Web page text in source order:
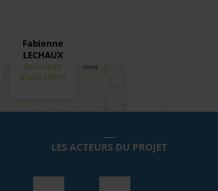
Fabienne
LECHAUX
Assistante
d’opérations
LES ACTEURS DU PROJET